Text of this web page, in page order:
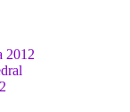
2012